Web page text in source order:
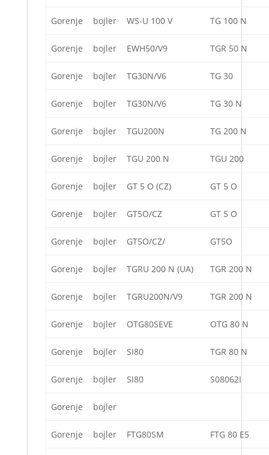
Gorenje bojler WS-U 100 V TG 100 N
Gorenje bojler EWH50/V9 TGR 50 N
Gorenje bojler TG30N/V6 TG 30
Gorenje bojler TG30N/V6 TG 30 N
Gorenje bojler TGU200N TG 200 N
Gorenje bojler TGU 200 N TGU 200
Gorenje bojler GT 5 O (CZ) GT 5 O
Gorenje bojler GT5O/CZ GT 5 O
Gorenje bojler GT5O/CZ/ GT5O
Gorenje bojler TGRU 200 N (UA) TGR 200 N
Gorenje bojler TGRU200N/V9 TGR 200 N
Gorenje bojler OTG80SEVE OTG 80 N
Gorenje bojler SI80 TGR 80 N
Gorenje bojler SI80 S08062I
Gorenje bojler
Gorenje bojler FTG80SM FTG 80 E5